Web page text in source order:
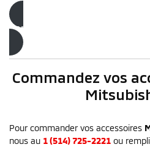
Commandez dès maintenant
Commandez vos
Pour commander vos accessoires
nous au 1 (514) 725-2221 ou